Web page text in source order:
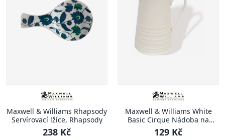
Maxwell & Williams Rhapsody
Servírovací lžíce, Rhapsody
238 Kč
Maxwell & Williams White
Basic Cirque Nádoba na
smetanu, 150 ml
129 Kč